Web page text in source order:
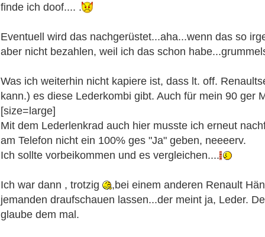
finde ich doof.... .
Eventuell wird das nachgerüstet...aha...wenn das so
aber nicht bezahlen, weil ich das schon
Was ich weiterhin nicht kapiere ist, dass lt. off.
kann.) es diese Lederkombi gibt. Auch für mein 90 ger
[size=large]
Mit dem Lederlenkrad auch hier musste ich erneut
am Telefon nicht ein 100% ges "Ja" geben, neeeerv.
Ich sollte vorbeikommen und es vergleichen....
Ich war dann , trotzig
,bei einem anderen Renault
jemanden draufschauen lassen...der meint ja, Leder.
glaube dem mal.